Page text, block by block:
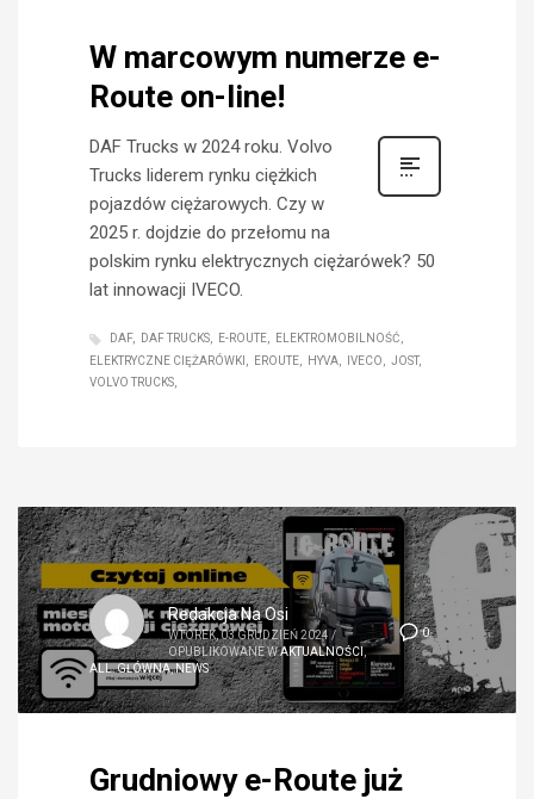
W marcowym numerze e-
Route on-line!
DAF Trucks w 2024 roku. Volvo
Trucks liderem rynku ciężkich
pojazdów ciężarowych. Czy w
2025 r. dojdzie do przełomu na
polskim rynku elektrycznych ciężarówek? 50
lat innowacji IVECO.
DAF DAF TRUCKS E-ROUTE
ELEKTROMOBILNOŚĆ
ELEKTRYCZNE CIĘŻARÓWKI
EROUTE HYVA IVECO
JOST
VOLVO TRUCKS
0
Redakcja Na Osi
WTOREK, 03 GRUDZIEŃ 2024 /
OPUBLIKOWANE WAKTUALNOŚCI,
ALL,GŁÓWNA,NEWS
Grudniowy e-Route już